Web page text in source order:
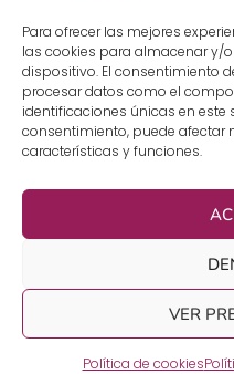
Para ofrecer las mejores
las cookies para almacenar y/
dispositivo. El consentimiento
procesar datos como el
identificaciones únicas en este
consentimiento, puede afectar
características y funciones.
VER
Política de cookies
CUIDADOS
Cuidadoras de
Cuidadoras de
Cuidadoras de
Cuidados
Cuidados
Cuidados